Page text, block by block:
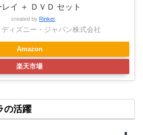
イ ＋ ＤＶＤ セット
created by Rinker
ィズニー・ジャパン株式会社
Amazon
楽天市場
の活躍